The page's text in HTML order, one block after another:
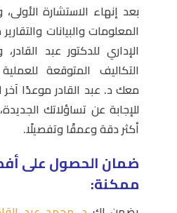
بعد إنهاء الاستشارة
المعلومات والبيانات
الإداري للدكتور عبد
التكاليف المتوقعة
معك د. عبد القادر موعدًا آخر
للإجابة عن تساؤلاتك
أكثر دقة وعمقًا وتفصيلًا.
ضمان الحصول على
ممكنة: